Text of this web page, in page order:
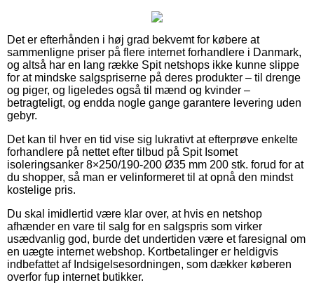
Det er efterhånden i høj grad bekvemt for købere at
sammenligne priser på flere internet forhandlere i Danmark,
og altså har en lang række Spit netshops ikke kunne slippe
for at mindske salgspriserne på deres produkter – til drenge
og piger, og ligeledes også til mænd og kvinder –
betragteligt, og endda nogle gange garantere levering uden
gebyr.
Det kan til hver en tid vise sig lukrativt at efterprøve enkelte
forhandlere på nettet efter tilbud på Spit Isomet
isoleringsanker 8×250/190-200 Ø35 mm 200 stk. forud for at
du shopper, så man er velinformeret til at opnå den mindst
kostelige pris.
Du skal imidlertid være klar over, at hvis en netshop
afhænder en vare til salg for en salgspris som virker
usædvanlig god, burde det undertiden være et faresignal om
en uægte internet webshop. Kortbetalinger er heldigvis
indbefattet af Indsigelsesordningen, som dækker køberen
overfor fup internet butikker.